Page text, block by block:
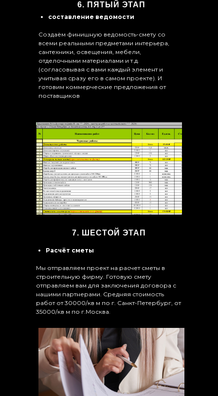
составление ведомости
Создаём финишную ведомость-смету со
всеми реальными предметами интерьера,
сантехники, освещения, мебели,
отделочными материалами и т.д.
(согласовывая с вами каждый элемент и
учитывая сразу его в самом проекте). И
готовим коммерческие предложения от
поставщиков
6. ПЯТЫЙ ЭТАП
7. ШЕСТОЙ ЭТАП
Расчёт сметы
Мы отправляем проект на расчет сметы в
строительную фирму. Готовую смету
отправляем вам для заключения договора с
нашими партнерами. Средняя стоимость
работ от 30000/кв м по г. Санкт-Петербург, от
35000/кв м по г.Москва.